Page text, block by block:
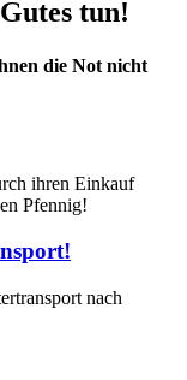
tun!
die Not nicht
ihren Einkauf
Pfennig!
nach